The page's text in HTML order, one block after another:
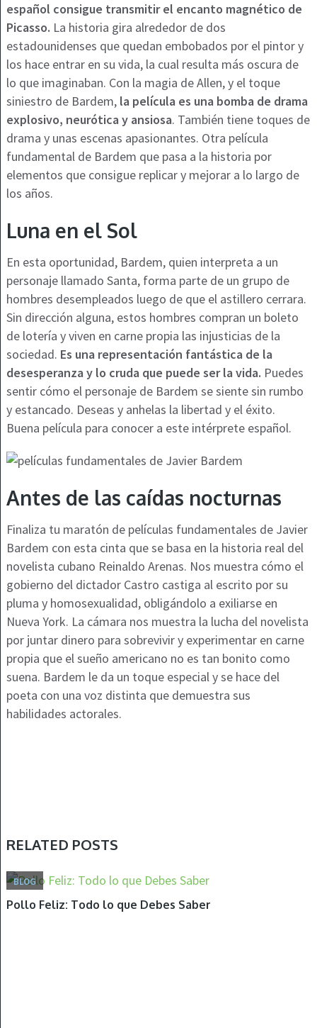
español consigue transmitir el encanto magnético de
Picasso. La historia gira alrededor de dos
estadounidenses que quedan embobados por el pintor y
los hace entrar en su vida, la cual resulta más oscura de
lo que imaginaban. Con la magia de Allen, y el toque
siniestro de Bardem,la película es una bomba de drama
explosivo, neurótica y ansiosa. También tiene toques de
drama y unas escenas apasionantes. Otra película
fundamental de Bardem que pasa a la historia por
elementos que consigue replicar y mejorar a lo largo de
los años.
Luna en el Sol
En esta oportunidad, Bardem, quien interpreta a un
personaje llamado Santa, forma parte de un grupo de
hombres desempleados luego de que el astillero cerrara.
Sin dirección alguna, estos hombres compran un boleto
de lotería y viven en carne propia las injusticias de la
sociedad. Es una representación fantástica de la
desesperanza y lo cruda que puede ser la vida. Puedes
sentir cómo el personaje de Bardem se siente sin rumbo
y estancado. Deseas y anhelas la libertad y el éxito.
Buena película para conocer a este intérprete español.
Antes de las caídas nocturnas
Finaliza tu maratón de películas fundamentales de Javier
Bardem con esta cinta que se basa en la historia real del
novelista cubano Reinaldo Arenas. Nos muestra cómo el
gobierno del dictador Castro castiga al escrito por su
pluma y homosexualidad, obligándolo a exiliarse en
Nueva York. La cámara nos muestra la lucha del novelista
por juntar dinero para sobrevivir y experimentar en carne
propia que el sueño americano no es tan bonito como
suena. Bardem le da un toque especial y se hace del
poeta con una voz distinta que demuestra sus
habilidades actorales.
RELATED POSTS
BLOG
Pollo Feliz: Todo lo que Debes Saber